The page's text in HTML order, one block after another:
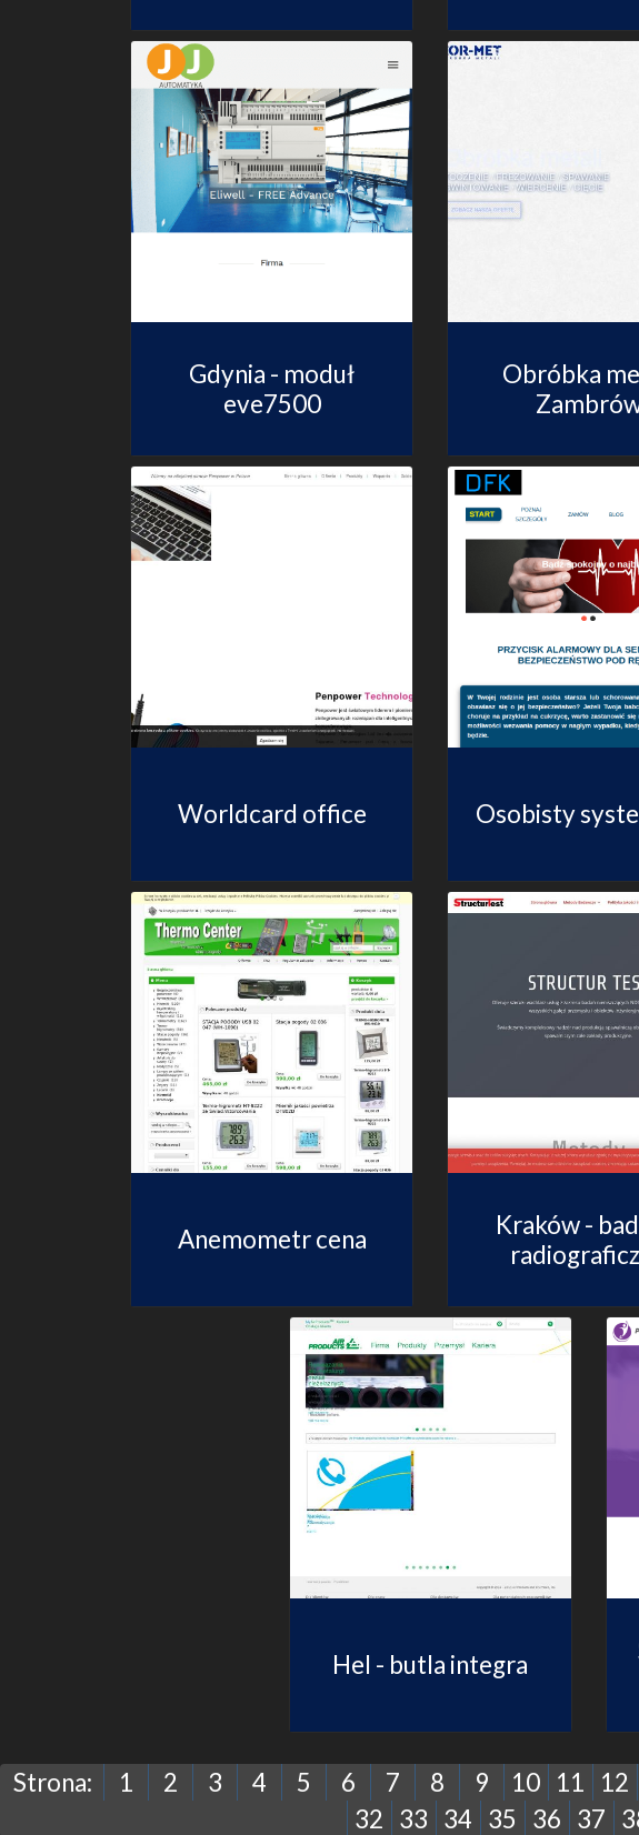
Gdynia - moduł
eve7500
Obróbka
Worldcard office Osobisty
Anemometr cena
Kraków -
Hel - butla integra
Strona: 1 2 3 4 5 6 7 8 9 10 11 12
32 33 34 35 36 37